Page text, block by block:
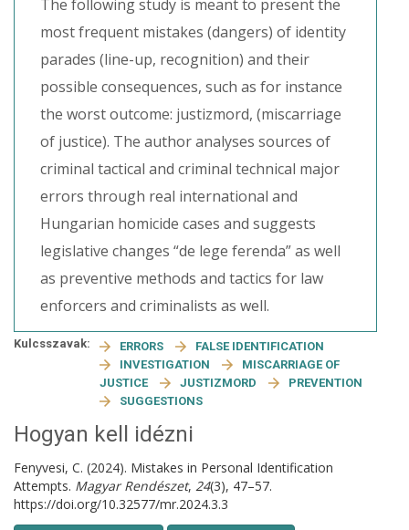
The following study is meant to present the
most frequent mistakes (dangers) of identity
parades (line-up, recognition) and their
possible consequences, such as for instance
the worst outcome: justizmord, (miscarriage
of justice). The author analyses sources of
criminal tactical and criminal technical major
errors through real international and
Hungarian homicide cases and suggests
legislative changes “de lege ferenda” as well
as preventive methods and tactics for law
enforcers and criminalists as well.
Kulcsszavak: ERRORS
FALSE IDENTIFICATION
INVESTIGATION
MISCARRIAGE OF
JUSTICE
JUSTIZMORD
PREVENTION
SUGGESTIONS
Hogyan kell idézni
Fenyvesi, C. (2024). Mistakes in Personal Identification
Attempts. Magyar Rendészet, 24(3), 47–57.
https://doi.org/10.32577/mr.2024.3.3